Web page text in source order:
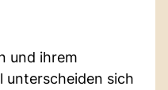
und ihrem
unterscheiden sich